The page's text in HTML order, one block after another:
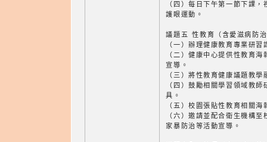
（四）每日下午第一節下課
護眼運動。
議題五 性教育（含愛滋病防
（一）辦理健康教育專業研習
（二）健康中心提供性教育
宣導。
（三）將性教育健康議題教
（四）鼓勵相關學習領域教
具。
（五）校園張貼性教育相關
（六）邀請並配合衛生機構
家暴防治等活動宣導。